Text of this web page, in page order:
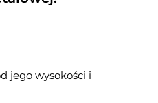
jego wysokości i